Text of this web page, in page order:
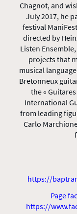
Chagnot, and
July 2017, he
festival
directed by
Listen
projects that
musical
Bretonneux
the «
International
from leading
Carlo
https://
Page
https://